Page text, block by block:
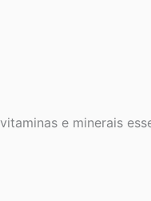
e minerais